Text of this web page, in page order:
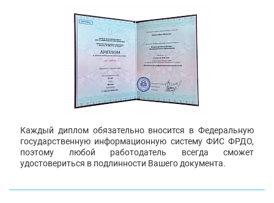
Каждый диплом обязательно вносится в Федеральную
государственную информационную систему ФИС ФРДО,
поэтому любой работодатель всегда сможет
удостовериться в подлинности Вашего документа.